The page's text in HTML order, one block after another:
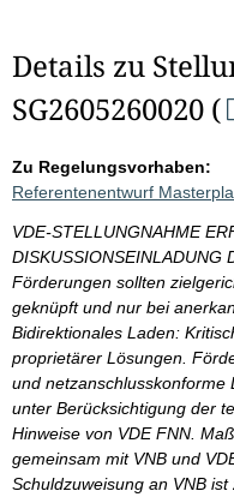
Details zu
SG2605260020 (
Zu Regelungsvorhaben:
Referentenentwurf
VDE-STELLUNGNAHME
DISKUSSIONSEINLADUNG
Förderungen sollten
geknüpft und nur bei
Bidirektionales Laden:
proprietärer Lösungen.
und netzanschlusskonforme
unter Berücksichtigung der
Hinweise von VDE FNN.
gemeinsam mit VNB und
Schuldzuweisung an VNB